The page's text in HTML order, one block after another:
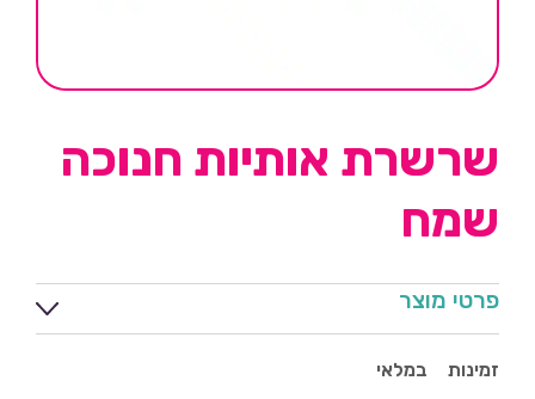
שרשרת אותיות חנוכה
שמח
פרטי מוצר
זמינות במלאי